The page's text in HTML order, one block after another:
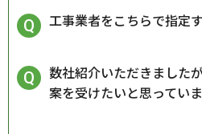
工事業者をこちらで指定
数社紹介いただきました
案を受けたいと思っていま